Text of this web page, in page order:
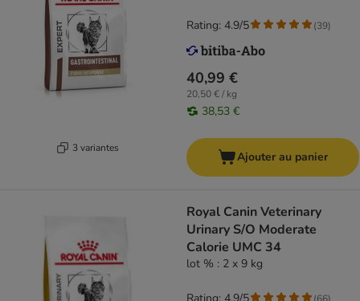
3 variantes
40,99 €
20,50 € / kg
38,53 €
Rating: 4.9/5 (39)
Ajouter au panier
Royal Canin Veterinary
Urinary S/O Moderate
Calorie UMC 34
lot % : 2 x 9 kg
(66)